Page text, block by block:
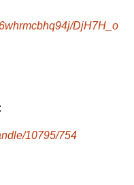
DjH7H_o
10795/754